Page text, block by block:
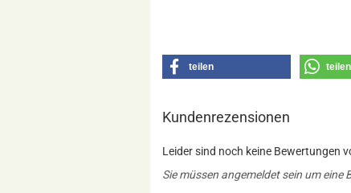
teilen teilen
Kundenrezensionen
Leider sind noch keine Bewertungen
Sie müssen angemeldet sein um eine